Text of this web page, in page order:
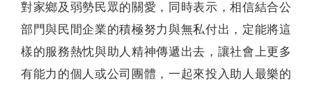
對家鄉及弱勢民眾的關愛，同時表示，相信結合公
部門與民間企業的積極努力與無私付出，定能將這
樣的服務熱忱與助人精神傳遞出去，讓社會上更多
有能力的個人或公司團體，一起來投入助人最樂的